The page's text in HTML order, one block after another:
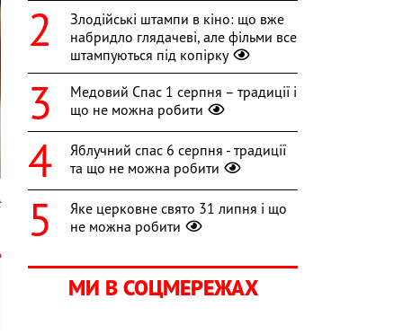
Злодійські штампи в кіно: що вже
набридло глядачеві, але фільми все
штампуються під копірку
Медовий Спас 1 серпня – традиції і
що не можна робити
Яблучний спас 6 серпня - традиції
та що не можна робити
Яке церковне свято 31 липня і що
не можна робити
МИ В СОЦМЕРЕЖАХ